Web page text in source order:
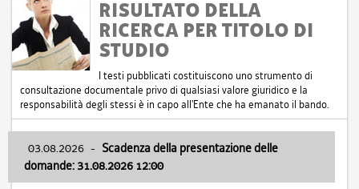
RISULTATO DELLA
RICERCA PER TITOLO DI
STUDIO
I testi pubblicati costituiscono uno strumento di
consultazione documentale privo di qualsiasi valore giuridico e la
responsabilità degli stessi è in capo all'Ente che ha emanato il bando.
03.08.2026 - Scadenza della presentazione delle
domande: 31.08.2026 12:00